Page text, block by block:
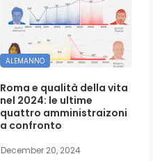
ALEMANNO
Roma e qualità della vita
nel 2024: le ultime
quattro amministraizoni
a confronto
December 20, 2024